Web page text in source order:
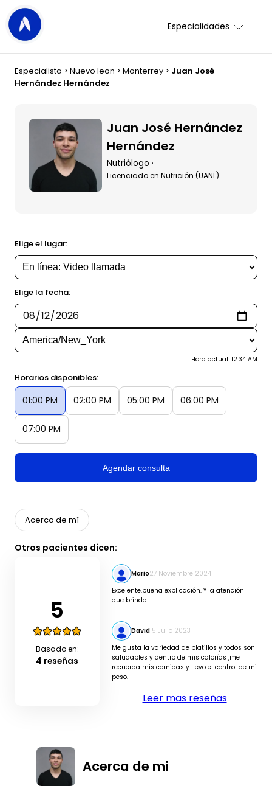
Especialidades
Especialista > Nuevo leon > Monterrey > Juan José
Hernández Hernández
Juan José Hernández
Hernández
Nutriólogo ·
Licenciado en Nutrición (UANL)
Elige el lugar:
Elige la fecha:
Hora actual: 12:34 AM
Horarios disponibles:
01:00 PM 02:00 PM 05:00 PM 06:00 PM
07:00 PM
Agendar consulta
Acerca de mí
Otros pacientes dicen:
5
Basado en:
4 reseñas
Mario27 Noviembre 2024
Excelente.buena explicación. Y la atención
que brinda.
David15 Julio 2023
Me gusta la variedad de platillos y todos son
saludables y dentro de mis calorías ,me
recuerda mis comidas y llevo el control de mi
peso.
Leer mas reseñas
Acerca de mi